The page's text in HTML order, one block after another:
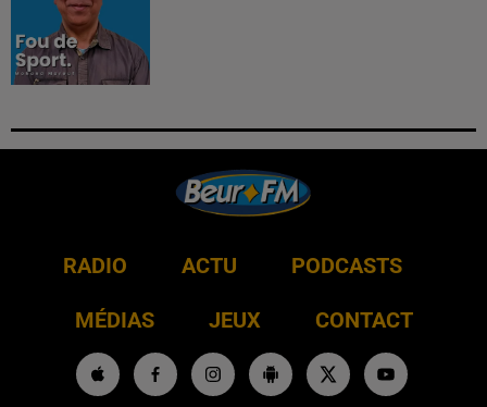
RADIO ACTU PODCASTS
MÉDIAS JEUX CONTACT